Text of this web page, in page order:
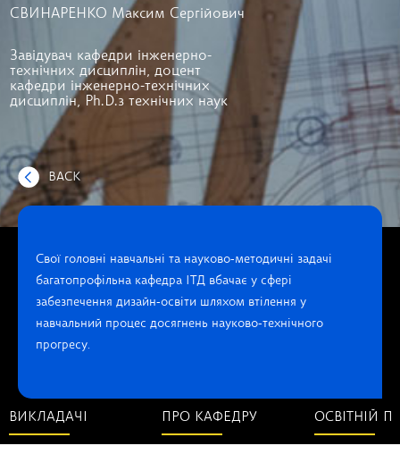
СВИНАРЕНКО Максим Сергійович
Завідувач кафедри інженерно-
технічних дисциплін, доцент
кафедри інженерно-технічних
дисциплін, Ph.D.з технічних наук
BACK
Свої головні навчальні та науково-методичні задачі
багатопрофільна кафедра ІТД вбачає у сфері
забезпечення дизайн-освіти шляхом втілення у
навчальний процес досягнень науково-технічного
прогресу.
ВИКЛАДАЧІ ПРО КАФЕДРУ ОСВІТНІЙ